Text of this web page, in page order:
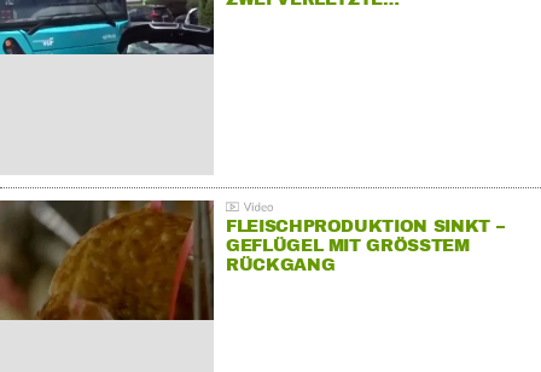
FLEISCHPRODUKTION SINKT –
GEFLÜGEL MIT GRÖSSTEM R
ÜCKGANG